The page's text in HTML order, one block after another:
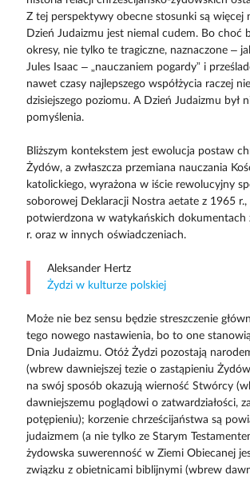
Z tej perspektywy obecne stosunki są więcej
Dzień Judaizmu jest niemal cudem. Bo choć
okresy, nie tylko te tragiczne, naznaczone –
Jules Isaac – „nauczaniem pogardy” i
nawet czasy najlepszego współżycia raczej
dzisiejszego poziomu. A Dzień Judaizmu był
pomyślenia.
Bliższym kontekstem jest ewolucja postaw
Żydów, a zwłaszcza przemiana nauczania
katolickiego, wyrażona w iście rewolucyjny
soborowej Deklaracji Nostra aetate z 1965 r.,
potwierdzona w watykańskich dokumentach
r. oraz w innych oświadczeniach.
Aleksander Hertz
Żydzi w kulturze polskiej
Może nie bez sensu będzie streszczenie
tego nowego nastawienia, bo to one
Dnia Judaizmu. Otóż Żydzi pozostają
(wbrew dawniejszej tezie o zastąpieniu Żydów
na swój sposób okazują wierność Stwórcy
dawniejszemu poglądowi o zatwardziałości,
potępieniu); korzenie chrześcijaństwa są
judaizmem (a nie tylko ze Starym
żydowska suwerenność w Ziemi Obiecanej
związku z obietnicami biblijnymi (wbrew